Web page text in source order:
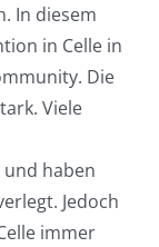
In diesem
in Celle in
Die
Viele
haben
Jedoch
immer